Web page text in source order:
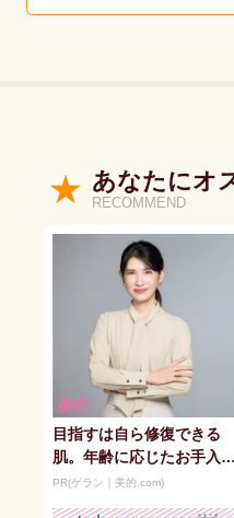
あなたにオ
RECOMMEND
目指すは自ら修復できる
肌。年齢に応じたお手入れ
を本質的に
PR(ゲラン｜美的.com)